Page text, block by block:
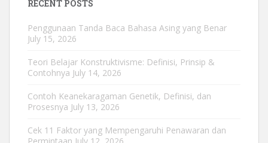
RECENT POSTS
Penggunaan Tanda Baca Bahasa Asing yang Benar
July 15, 2026
Teori Belajar Konstruktivisme: Definisi, Prinsip &
Contohnya July 14, 2026
Contoh Keanekaragaman Genetik, Definisi, dan
Prosesnya July 13, 2026
Cek 11 Faktor yang Mempengaruhi Penawaran dan